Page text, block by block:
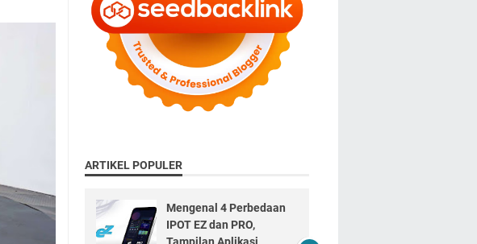
ARTIKEL POPULER
Mengenal 4 Perbedaan
IPOT EZ dan PRO,